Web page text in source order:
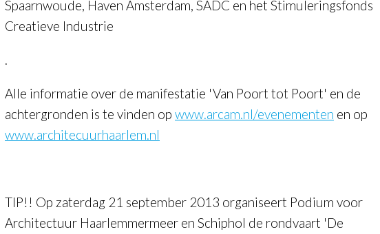
Spaarnwoude, Haven Amsterdam, SADC en het Stimuleringsfonds
Creatieve Industrie
.
Alle informatie over de manifestatie 'Van Poort tot Poort' en de
achtergronden is te vinden op www.arcam.nl/evenementen en op
www.architecuurhaarlem.nl
TIP!! Op zaterdag 21 september 2013 organiseert Podium voor
Architectuur Haarlemmermeer en Schiphol de rondvaart 'De